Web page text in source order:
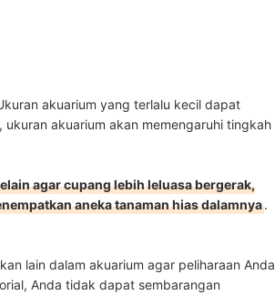
akuarium yang terlalu kecil dapat
akuarium akan memengaruhi tingkah
agar cupang lebih leluasa bergerak,
aneka tanaman hias dalamnya.
lain dalam akuarium agar peliharaan Anda
Anda tidak dapat sembarangan